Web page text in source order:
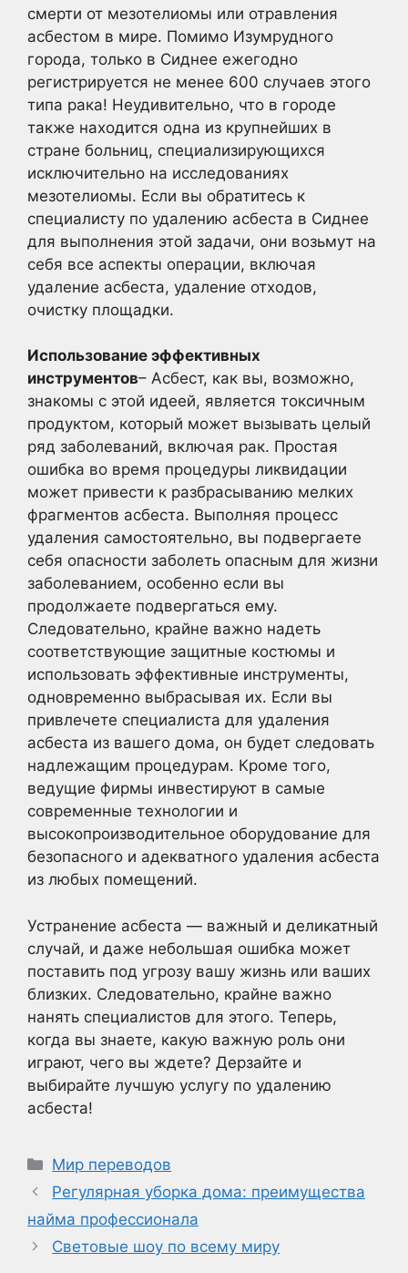
смерти от мезотелиомы или отравления
асбестом в мире. Помимо Изумрудного
города, только в Сиднее ежегодно
регистрируется не менее 600 случаев этого
типа рака! Неудивительно, что в городе
также находится одна из крупнейших в
стране больниц, специализирующихся
исключительно на исследованиях
мезотелиомы. Если вы обратитесь к
специалисту по удалению асбеста в Сиднее
для выполнения этой задачи, они возьмут на
себя все аспекты операции, включая
удаление асбеста, удаление отходов,
очистку площадки.
Использование эффективных
инструментов– Асбест, как вы, возможно,
знакомы с этой идеей, является токсичным
продуктом, который может вызывать целый
ряд заболеваний, включая рак. Простая
ошибка во время процедуры ликвидации
может привести к разбрасыванию мелких
фрагментов асбеста. Выполняя процесс
удаления самостоятельно, вы подвергаете
себя опасности заболеть опасным для жизни
заболеванием, особенно если вы
продолжаете подвергаться ему.
Следовательно, крайне важно надеть
соответствующие защитные костюмы и
использовать эффективные инструменты,
одновременно выбрасывая их. Если вы
привлечете специалиста для удаления
асбеста из вашего дома, он будет следовать
надлежащим процедурам. Кроме того,
ведущие фирмы инвестируют в самые
современные технологии и
высокопроизводительное оборудование для
безопасного и адекватного удаления асбеста
из любых помещений.
Устранение асбеста — важный и деликатный
случай, и даже небольшая ошибка может
поставить под угрозу вашу жизнь или ваших
близких. Следовательно, крайне важно
нанять специалистов для этого. Теперь,
когда вы знаете, какую важную роль они
играют, чего вы ждете? Дерзайте и
выбирайте лучшую услугу по удалению
асбеста!
Рубрики
Мир переводов
Регулярная уборка дома: преимущества
найма профессионала
Световые шоу по всему миру